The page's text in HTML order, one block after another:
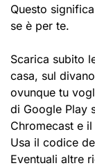
Questo
se è per te.
Scarica subito
casa, sul
ovunque tu
di Google Play
Chromecast e
Usa il codice
Eventuali altre